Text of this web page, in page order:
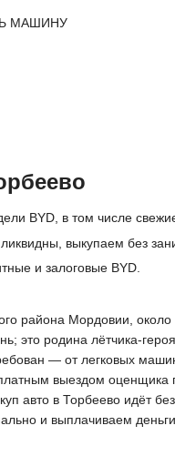
МАШИНУ
BYD, в том числе
выкупаем без
и залоговые BYD.
района Мордовии,
это родина лётчика-
— от легковых
выездом оценщика
авто в Торбеево идёт
и выплачиваем